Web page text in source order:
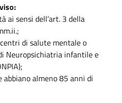
ai sensi dell’art. 3 della
di salute mentale o
Neuropsichiatria infantile e
abbiano almeno 85 anni di